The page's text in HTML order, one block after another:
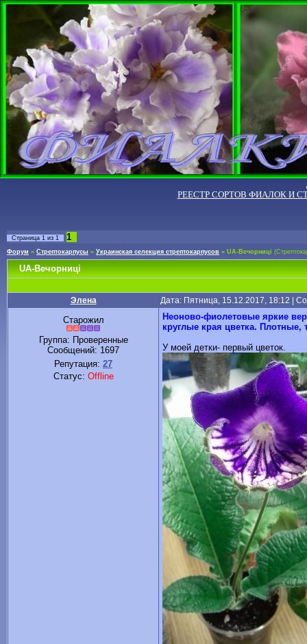
РЕЕСТР СОРТОВ ФИАЛОК И
Страница 1 из 1 1
Форум » Стрептокарпусы » Украинская селекция стрептокарпусов » UA-Вечорниці
UA-Вечорниці
Элена Дата: Пятница, 15.12.2017, 18:12 |
Старожил
Группа: Проверенные
Сообщений: 1697
Репутация: 27
Статус: Offline
Неоново-фиолетовые яркие
круглые края цветка.
У моей детки- первый цветок.